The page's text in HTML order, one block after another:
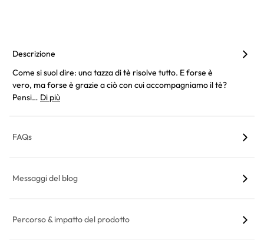
Descrizione
Come si suol dire: una tazza di tè risolve tutto. E forse è
vero, ma forse è grazie a ciò con cui accompagniamo il tè?
Pensi… Di più
FAQs
Messaggi del blog
Percorso & impatto del prodotto